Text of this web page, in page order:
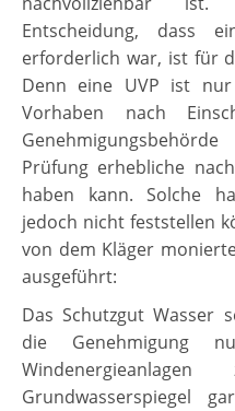
Entscheidung, dass
erforderlich war, ist für
Denn eine UVP ist
Vorhaben nach
Prüfung erhebliche
haben kann. Solche
jedoch nicht feststellen
von dem Kläger
ausgeführt:
Das Schutzgut Wasser
die Genehmigung
Grundwasserspiegel